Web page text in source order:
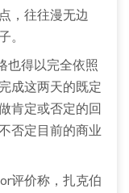
，往往漫无边
也得以完全依照
成这两天的既定
肯定或否定的回
否定目前的商业
评价称，扎克伯